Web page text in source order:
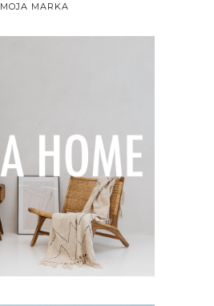
MOJA MARKA